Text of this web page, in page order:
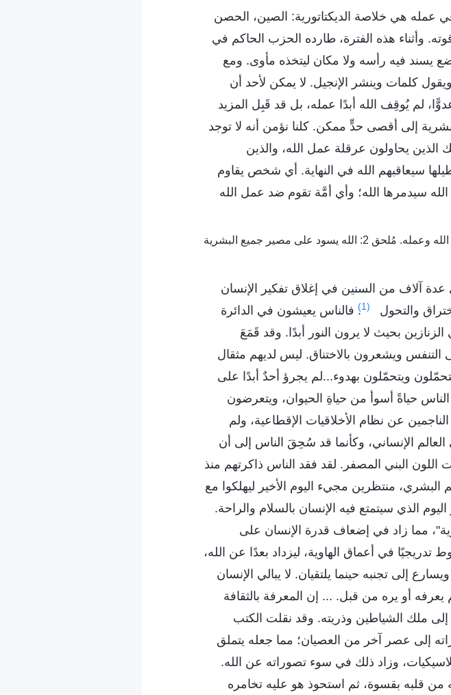
في عمله هي خلاصة الديكتاتورية: الصين، الحصن
وأثناء هذه الفترة، طارده الحزب الحاكم في
يسند فيه رأسه ولا مكان ليتخذه مأوى. ومع
كلمات وينشر الإنجيل. لا يمكن لأحد أن
لم يُوقِف الله أبدًا عمله، بل قد قَبِل المزيد
إلى أقصى حدٍّ ممكن. كلنا نؤمن أنه لا توجد
الذين يحاولون عرقلة عمل الله، والذين
سيعاقبهم الله في النهاية. أي شخص يقاوم
سيدمرها الله؛ وأي أمَّة تقوم ضد عمل الله
آلاف من السنين في إغلاق تفكير الإنسان
والتحول
(1) . فالناس يعيشون في الدائرة
بحيث لا يرون النور أبدًا. وقد قَمَعَ
التنفس ويشعرون بالاختناق. ليس لديهم مثقال
ويتحمّلون بهدوء...لم يجرؤ أحدٌ أبدًا على
حياةً أسوأ من حياةِ الحيوان، ويتعرضون
عن نظام الأخلاقيات الإقطاعية، ولم
الإنساني، وكأنما قد سُحِقَ الناس إلى أن
اللون البني المصفر. لقد فقد الناس ذاكرتهم منذ
منتظرين مجيء اليوم الأخير ليهلكوا مع
الذي سيتمتع فيه الإنسان بالسلام والراحة.
مما زاد في إضعاف قدرة الإنسان على
تدريجيًا في أعماق الهاوية، ليزداد بعدًا عن الله،
إلى تجنبه حينما يلتقيان. لا يبالي الإنسان
أو يره من قبل. ... إن المعرفة بالثقافة
ملك الشياطين وذريته. وقد نقلت الكتب
إلى عصر آخر من العصيان؛ مما جعله يتملق
وزاد ذلك في سوء تصوراته عن الله.
من قلبه بقسوة، ثم استحوذ هو عليه تخامره